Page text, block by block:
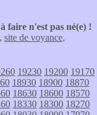
faire n'est pas né(e) !
, site de voyance,
19230 19200 19170
18930 18900 18870
18630 18600 18570
18330 18300 18270